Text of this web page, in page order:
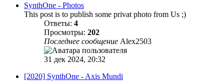
SynthOne - Photos
This post is to publish some privat photo from Us ;)
Ответы: 4
Просмотры: 202
Последнее сообщение Alex2503
31 дек 2024, 20:32
[2020] SynthOne - Axis Mundi